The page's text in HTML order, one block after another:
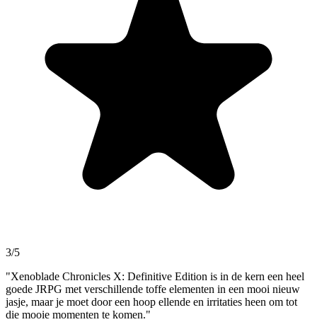
3/5
"Xenoblade Chronicles X: Definitive Edition is in de kern een heel
goede JRPG met verschillende toffe elementen in een mooi nieuw
jasje, maar je moet door een hoop ellende en irritaties heen om tot
die mooie momenten te komen."